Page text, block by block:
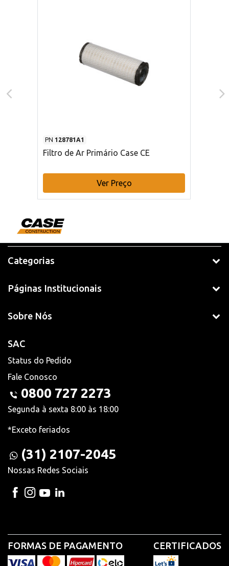
PN 128781A1
Filtro de Ar Primário Case CE
Ver Preço
Categorias
Páginas Institucionais
Sobre Nós
SAC
Status do Pedido
Fale Conosco
0800 727 2273
Segunda à sexta 8:00 às 18:00
*Exceto feriados
(31) 2107-2045
Nossas Redes Sociais
FORMAS DE PAGAMENTO CERTIFICADOS